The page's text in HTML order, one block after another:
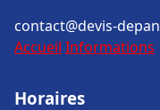
contact@devis-
Accueil Informations
Horaires